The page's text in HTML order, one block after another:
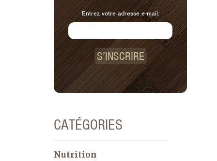
Entrez votre adresse e-mail:
S’INSCRIRE
CATÉGORIES
Nutrition